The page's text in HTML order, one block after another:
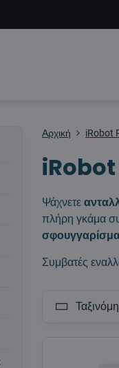
Αρχική iRobot
Ψάχνετε
πλήρη γκάμα
Συμβατές